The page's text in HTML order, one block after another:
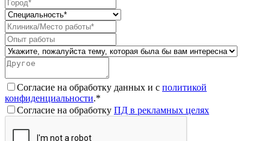
Согласие на обработку данных и с политикой
конфиденциальности.*
Согласие на обработку ПД в рекламных целях